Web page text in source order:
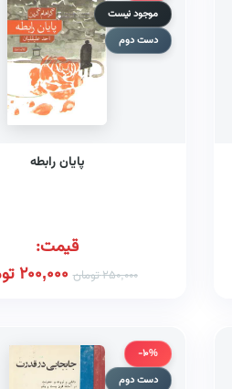
موجود نیست
دست دوم
پایان رابطه
قیمت:
250,000تومان 200,000
-10%
دست دوم